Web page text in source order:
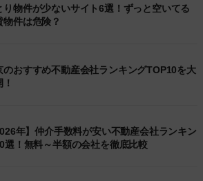
り物件が少ないサイト6選！ずっと空いてる
物件は危険？
のおすすめ不動産会社ランキングTOP10を大
年】仲介手数料が安い不動産会社ランキン
選！無料～半額の会社を徹底比較